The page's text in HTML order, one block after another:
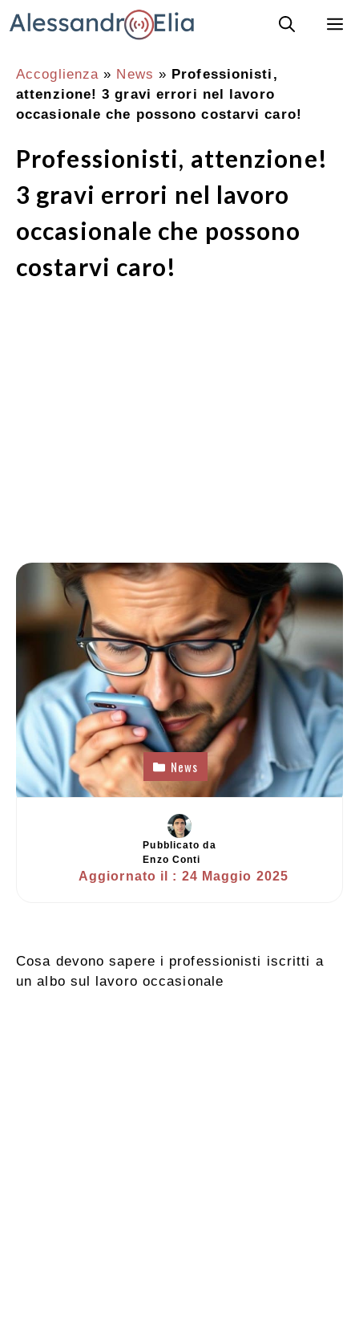
al
Accoglienza » News » Professionisti,
attenzione! 3 gravi errori nel lavoro
occasionale che possono costarvi caro!
Professionisti, attenzione!
3 gravi errori nel lavoro
occasionale che possono
costarvi caro!
News
Pubblicato da
Enzo Conti
Aggiornato il : 24 Maggio 2025
Cosa devono sapere i professionisti iscritti a
un albo sul lavoro occasionale